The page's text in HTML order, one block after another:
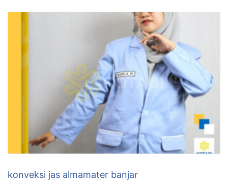
konveksi jas almamater banjar